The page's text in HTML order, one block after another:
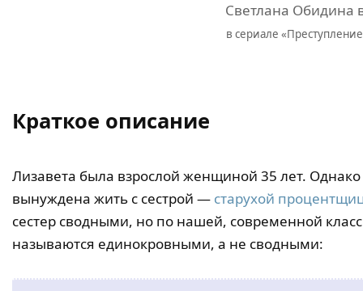
Светлана Обидина
в сериале
Краткое описание
Лизавета была взрослой женщиной 35 лет.
вынуждена жить с сестрой — старухой
сестер сводными, но по нашей, современной
называются единокровными, а не сводными: